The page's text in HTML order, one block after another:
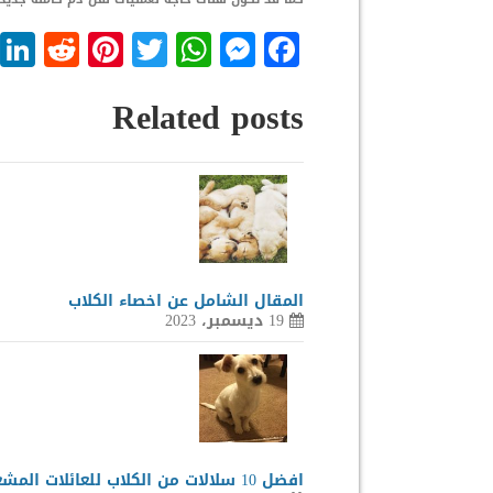
Facebook
Messenger
WhatsApp
Twitter
Related posts
المقال الشامل عن اخصاء الكلاب
19 ديسمبر، 2023
افضل 10 سلالات من الكلاب للعائلات المشغولة